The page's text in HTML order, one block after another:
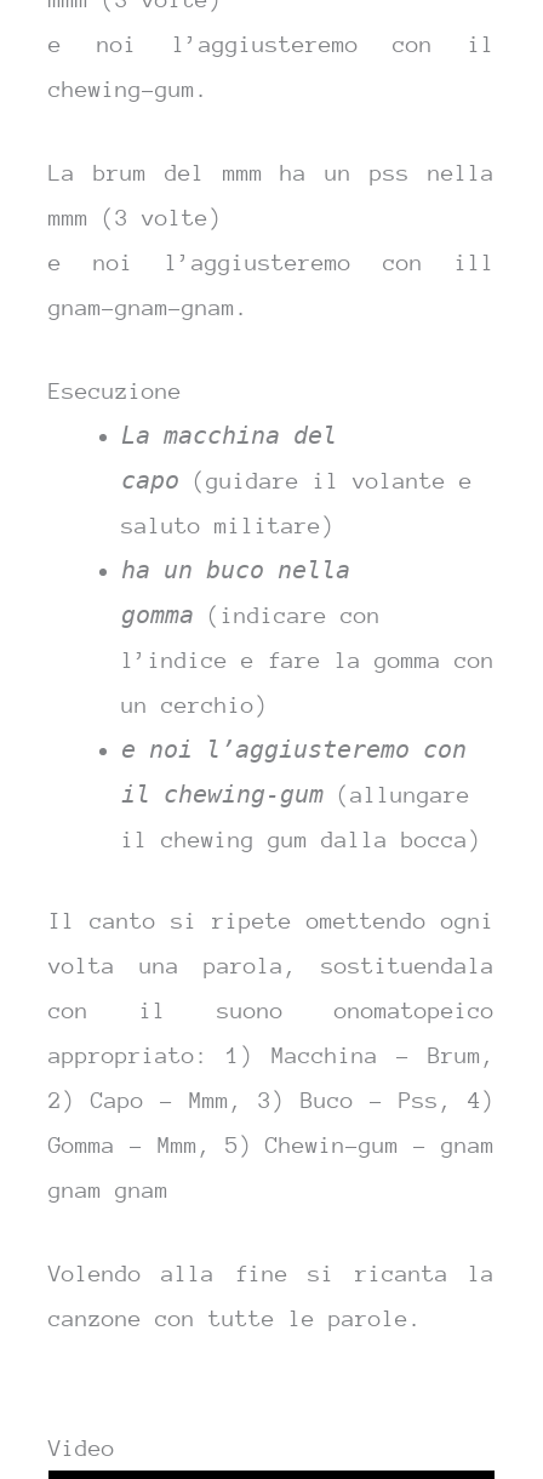
e noi l’aggiusteremo con il
chewing-gum.
La brum del mmm ha un pss nella
mmm (3 volte)
e noi l’aggiusteremo con ill
gnam-gnam-gnam.
Esecuzione
La macchina del
capo (guidare il volante e
saluto militare)
ha un buco nella
gomma (indicare con
l’indice e fare la gomma con
un cerchio)
e noi l’aggiusteremo con
il chewing-gum (allungare
il chewing gum dalla bocca)
Il canto si ripete omettendo ogni
volta una parola, sostituendala
con il suono onomatopeico
appropriato: 1) Macchina – Brum,
2) Capo – Mmm, 3) Buco – Pss, 4)
Gomma – Mmm, 5) Chewin-gum – gnam
gnam gnam
Volendo alla fine si ricanta la
canzone con tutte le parole.
Video